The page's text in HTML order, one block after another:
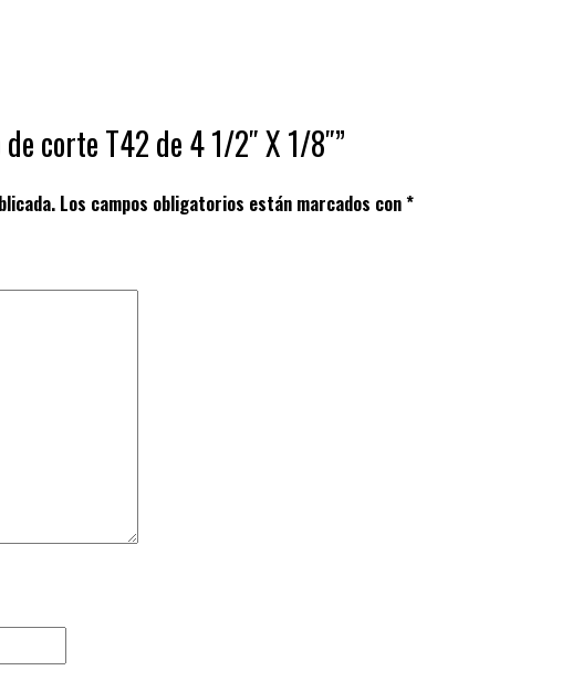
corte T42 de 4 1/2″ X 1/8″”
Los campos obligatorios están marcados con*